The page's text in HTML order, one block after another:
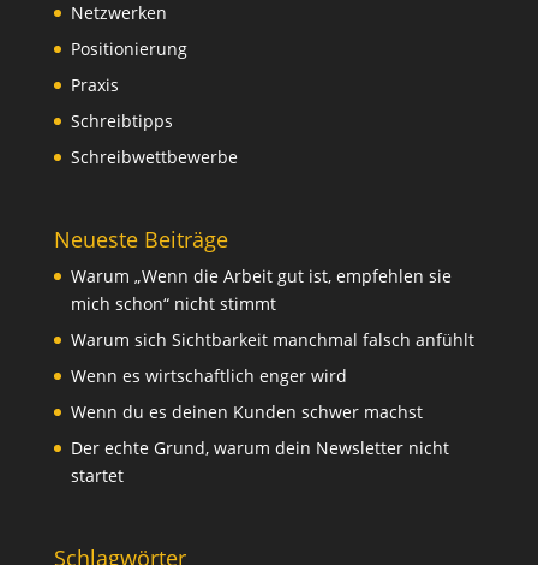
Netzwerken
Positionierung
Praxis
Schreibtipps
Schreibwettbewerbe
Neueste Beiträge
Warum „Wenn die Arbeit gut ist, empfehlen sie
mich schon“ nicht stimmt
Warum sich Sichtbarkeit manchmal falsch anfühlt
Wenn es wirtschaftlich enger wird
Wenn du es deinen Kunden schwer machst
Der echte Grund, warum dein Newsletter nicht
startet
Schlagwörter